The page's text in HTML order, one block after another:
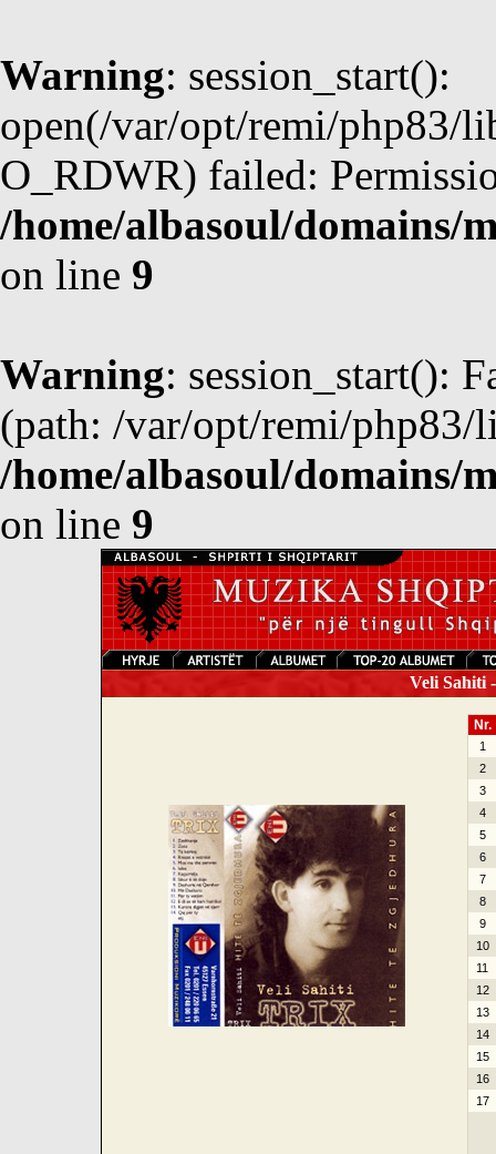
Warning: session_start():
open(/var/opt/remi/php83/
O_RDWR) failed:
/home/albasoul/domains/
on line 9
Warning: session_start():
(path: /var/opt/remi/php83/
/home/albasoul/domains/
on line 9
Veli Sahiti
Nr.
1
2
3
4
5
6
7
8
9
10
11
12
13
14
15
16
17